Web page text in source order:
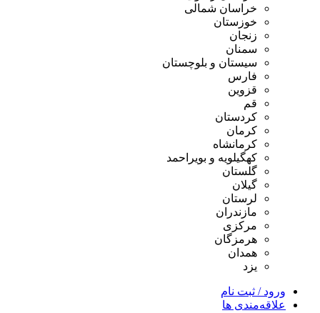
خراسان شمالی
خوزستان
زنجان
سمنان
سیستان و بلوچستان
فارس
قزوین
قم
کردستان
کرمان
کرمانشاه
کهگیلویه و بویراحمد
گلستان
گیلان
لرستان
مازندران
مرکزی
هرمزگان
همدان
یزد
ورود / ثبت نام
علاقه‌مندی ها